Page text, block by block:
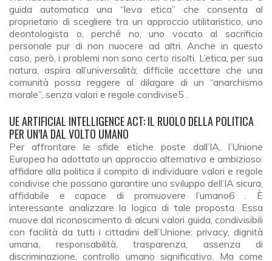
guida automatica una “leva etica” che consenta al
proprietario di scegliere tra un approccio utilitaristico, uno
deontologista o, perché no, uno vocato al sacrificio
personale pur di non nuocere ad altri. Anche in questo
caso, però, i problemi non sono certo risolti. L’etica, per sua
natura, aspira all’universalità; difficile accettare che una
comunità possa reggere al dilagare di un “anarchismo
morale”, senza valori e regole condivise5 .
UE ARTIFICIAL INTELLIGENCE ACT: IL RUOLO DELLA POLITICA
PER UN’IA DAL VOLTO UMANO
Per affrontare le sfide etiche poste dall’IA, l’Unione
Europea ha adottato un approccio alternativo e ambizioso:
affidare alla politica il compito di individuare valori e regole
condivise che possano garantire uno sviluppo dell’IA sicura,
affidabile e capace di promuovere l’umano6 . È
interessante analizzare la logica di tale proposta. Essa
muove dal riconoscimento di alcuni valori guida, condivisibili
con facilità da tutti i cittadini dell’Unione: privacy, dignità
umana, responsabilità, trasparenza, assenza di
discriminazione, controllo umano significativo. Ma come